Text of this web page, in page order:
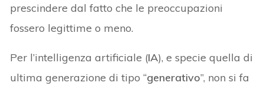
prescindere dal fatto che le preoccupazioni
fossero legittime o meno.
Per l’intelligenza artificiale (IA), e specie quella di
ultima generazione di tipo “generativo”, non si fa